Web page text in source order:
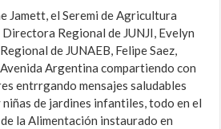
Jamett, el Seremi de Agricultura
Directora Regional de JUNJI, Evelyn
de JUNAEB, Felipe Saez,
Argentina compartiendo con
entrrgando mensajes saludables
de jardines infantiles, todo en el
la Alimentación instaurado en